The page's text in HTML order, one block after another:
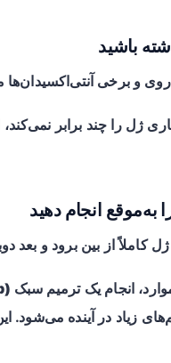
ژل را چند برابر
کاملاً از بین برود و بعد
انجام یکترمیم سبک (Touch-up)
زیاد در آینده می‌شود.